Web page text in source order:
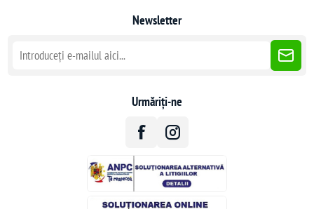
Newsletter
Urmăriți-ne